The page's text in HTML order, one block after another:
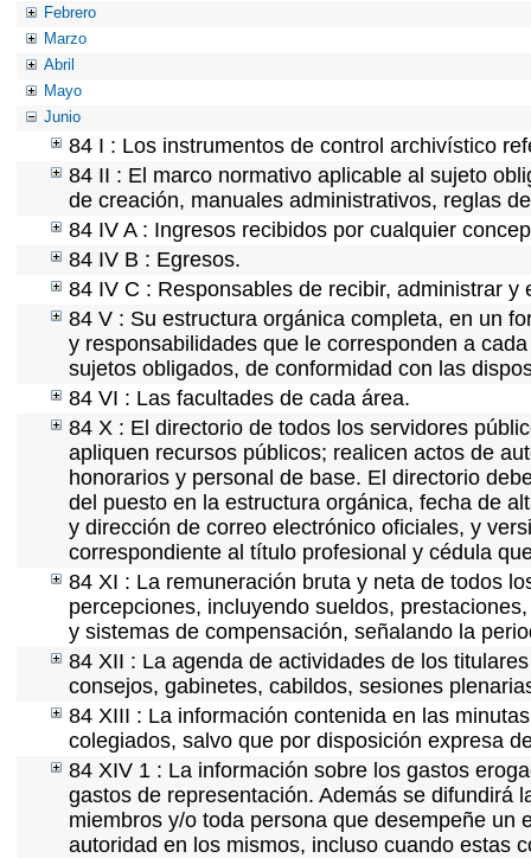
Febrero
Marzo
Abril
Mayo
Junio
84 I : Los instrumentos de control archivístico
84 II : El marco normativo aplicable al sujeto
de creación, manuales administrativos, reglas
84 IV A : Ingresos recibidos por cualquier
84 IV B : Egresos.
84 IV C : Responsables de recibir, administrar y
84 V : Su estructura orgánica completa, en un
y responsabilidades que le corresponden a
sujetos obligados, de conformidad con las
84 VI : Las facultades de cada área.
84 X : El directorio de todos los servidores
apliquen recursos públicos; realicen actos de
honorarios y personal de base. El directorio
del puesto en la estructura orgánica, fecha de
y dirección de correo electrónico oficiales, y
correspondiente al título profesional y cédula
84 XI : La remuneración bruta y neta de todos
percepciones, incluyendo sueldos,
y sistemas de compensación, señalando la
84 XII : La agenda de actividades de los
consejos, gabinetes, cabildos, sesiones
84 XIII : La información contenida en las
colegiados, salvo que por disposición expresa
84 XIV 1 : La información sobre los gastos
gastos de representación. Además se difundirá
miembros y/o toda persona que desempeñe
autoridad en los mismos, incluso cuando estas